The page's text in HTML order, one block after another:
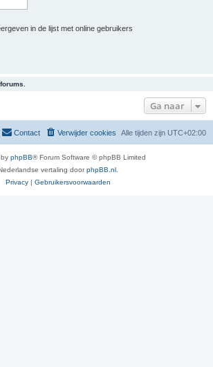
in de lijst met online gebruikers
Ga naar
Alle tijden zijn UTC+02:00
Verwijder cookies
Contact
phpBB® Forum Software © phpBB Limited
vertaling doorphpBB.nl
Privacy | Gebruikersvoorwaarden